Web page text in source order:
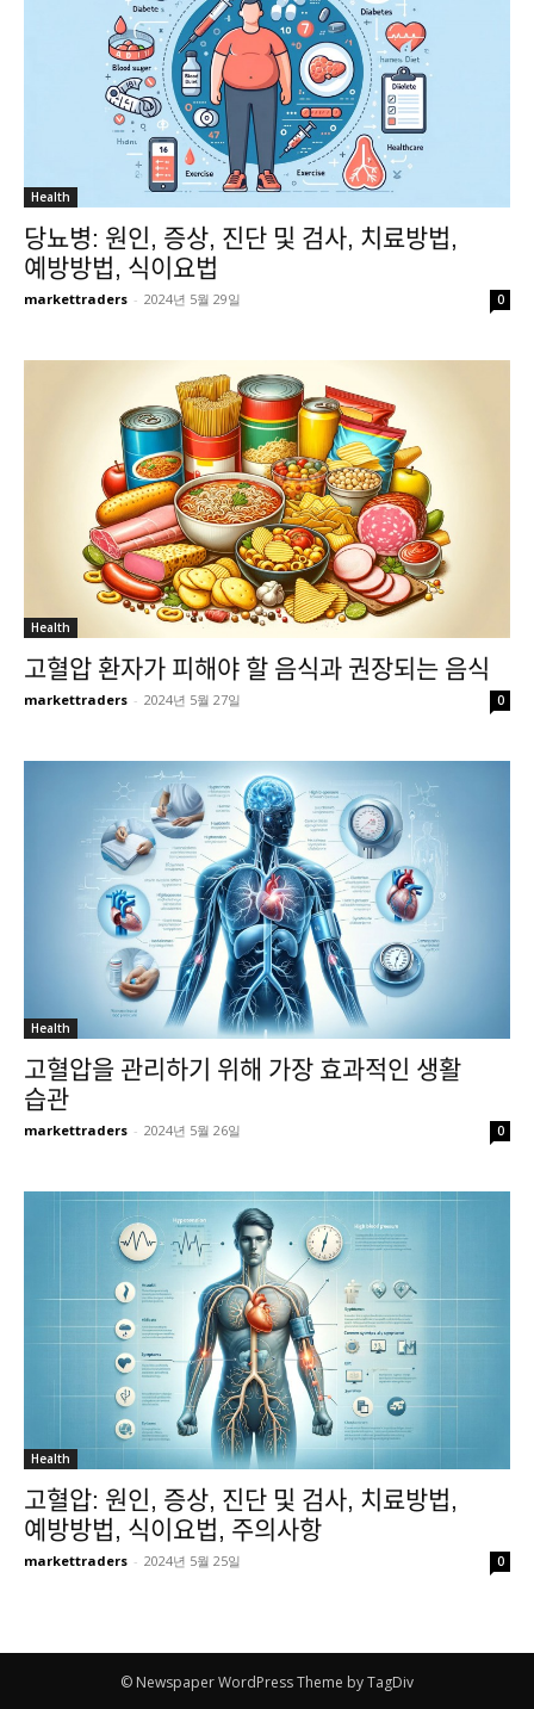
Health
당뇨병: 원인, 증상, 진단 및 검사, 치료방법,
예방방법, 식이요법
markettraders - 2024년 5월 29일 0
Health
고혈압 환자가 피해야 할 음식과 권장되는 음식
markettraders - 2024년 5월 27일 0
Health
고혈압을 관리하기 위해 가장 효과적인 생활
습관
markettraders - 2024년 5월 26일 0
Health
고혈압: 원인, 증상, 진단 및 검사, 치료방법,
예방방법, 식이요법, 주의사항
markettraders - 2024년 5월 25일 0
© Newspaper WordPress Theme by TagDiv